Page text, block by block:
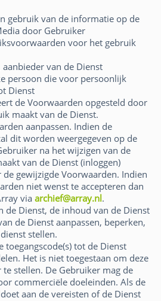
gebruik van de informatie op de
door Gebruiker
voor het gebruik
van de Dienst
persoon die voor persoonlijk
Dienst
de Voorwaarden opgesteld door
maakt van de Dienst.
aanpassen. Indien de
dit worden weergegeven op de
na het wijzigen van de
van de Dienst (inloggen)
gewijzigde Voorwaarden. Indien
niet wenst te accepteren dan
via archief@array.nl.
de Dienst, de inhoud van de Dienst
de Dienst aanpassen, beperken,
stellen.
toegangscode(s) tot de Dienst
Het is niet toegestaan om deze
stellen. De Gebruiker mag de
commerciële doeleinden. Als de
aan de vereisten of de Dienst